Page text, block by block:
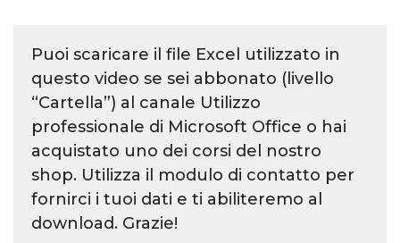
Puoi scaricare il file Excel utilizzato in
questo video se sei abbonato (livello
“Cartella”) al canale Utilizzo
professionale di Microsoft Office o hai
acquistato uno dei corsi del nostro
shop. Utilizza il modulo di contatto per
fornirci i tuoi dati e ti abiliteremo al
download. Grazie!